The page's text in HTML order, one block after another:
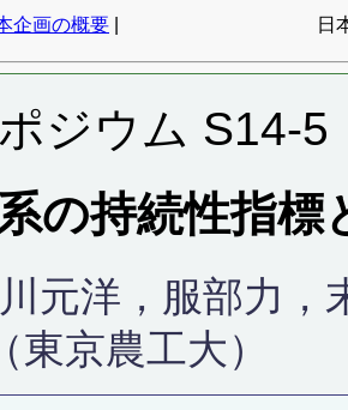
企画の概要 日
ジウム S14-5
の持続性指標
元洋，服部力，
東京農工大）